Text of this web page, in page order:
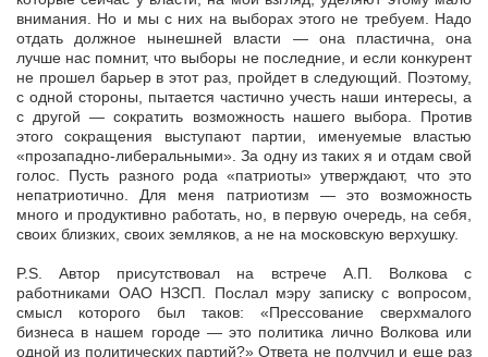
внимания. Но и мы с них на выборах этого не требуем. Надо
отдать должное нынешней власти — она пластична, она
лучше нас помнит, что выборы не последние, и если конкурент
не прошел барьер в этот раз, пройдет в следующий. Поэтому,
с одной стороны, пытается частично учесть наши интересы, а
с другой — сократить возможность нашего выбора. Против
этого сокращения выступают партии, именуемые властью
«прозападно-либеральными». За одну из таких я и отдам свой
голос. Пусть разного рода «патриоты» утверждают, что это
непатриотично. Для меня патриотизм — это возможность
много и продуктивно работать, но, в первую очередь, на себя,
своих близких, своих земляков, а не на московскую верхушку.
P.S. Автор присутствовал на встрече А.П. Волкова с
работниками ОАО НЗСП. Послал мэру записку с вопросом,
смысл которого был таков: «Прессование сверхмалого
бизнеса в нашем городе — это политика лично Волкова или
одной из политических партий?» Ответа не получил и еще раз